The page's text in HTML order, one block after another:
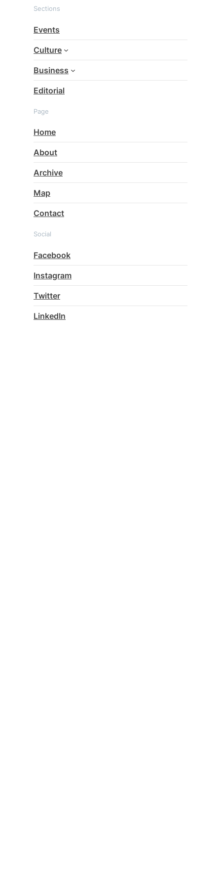
r
h
Sections
Events
Culture
Business
Editorial
Page
Home
About
Archive
Map
Contact
Social
Facebook
Instagram
Twitter
LinkedIn